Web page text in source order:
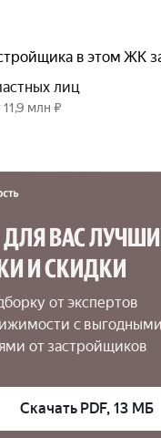
в этом ЖК
лиц
млн ₽
ВАС
И СКИДКИ
от экспертов
с выгодными
от застройщиков
Скачать PDF, 13 МБ